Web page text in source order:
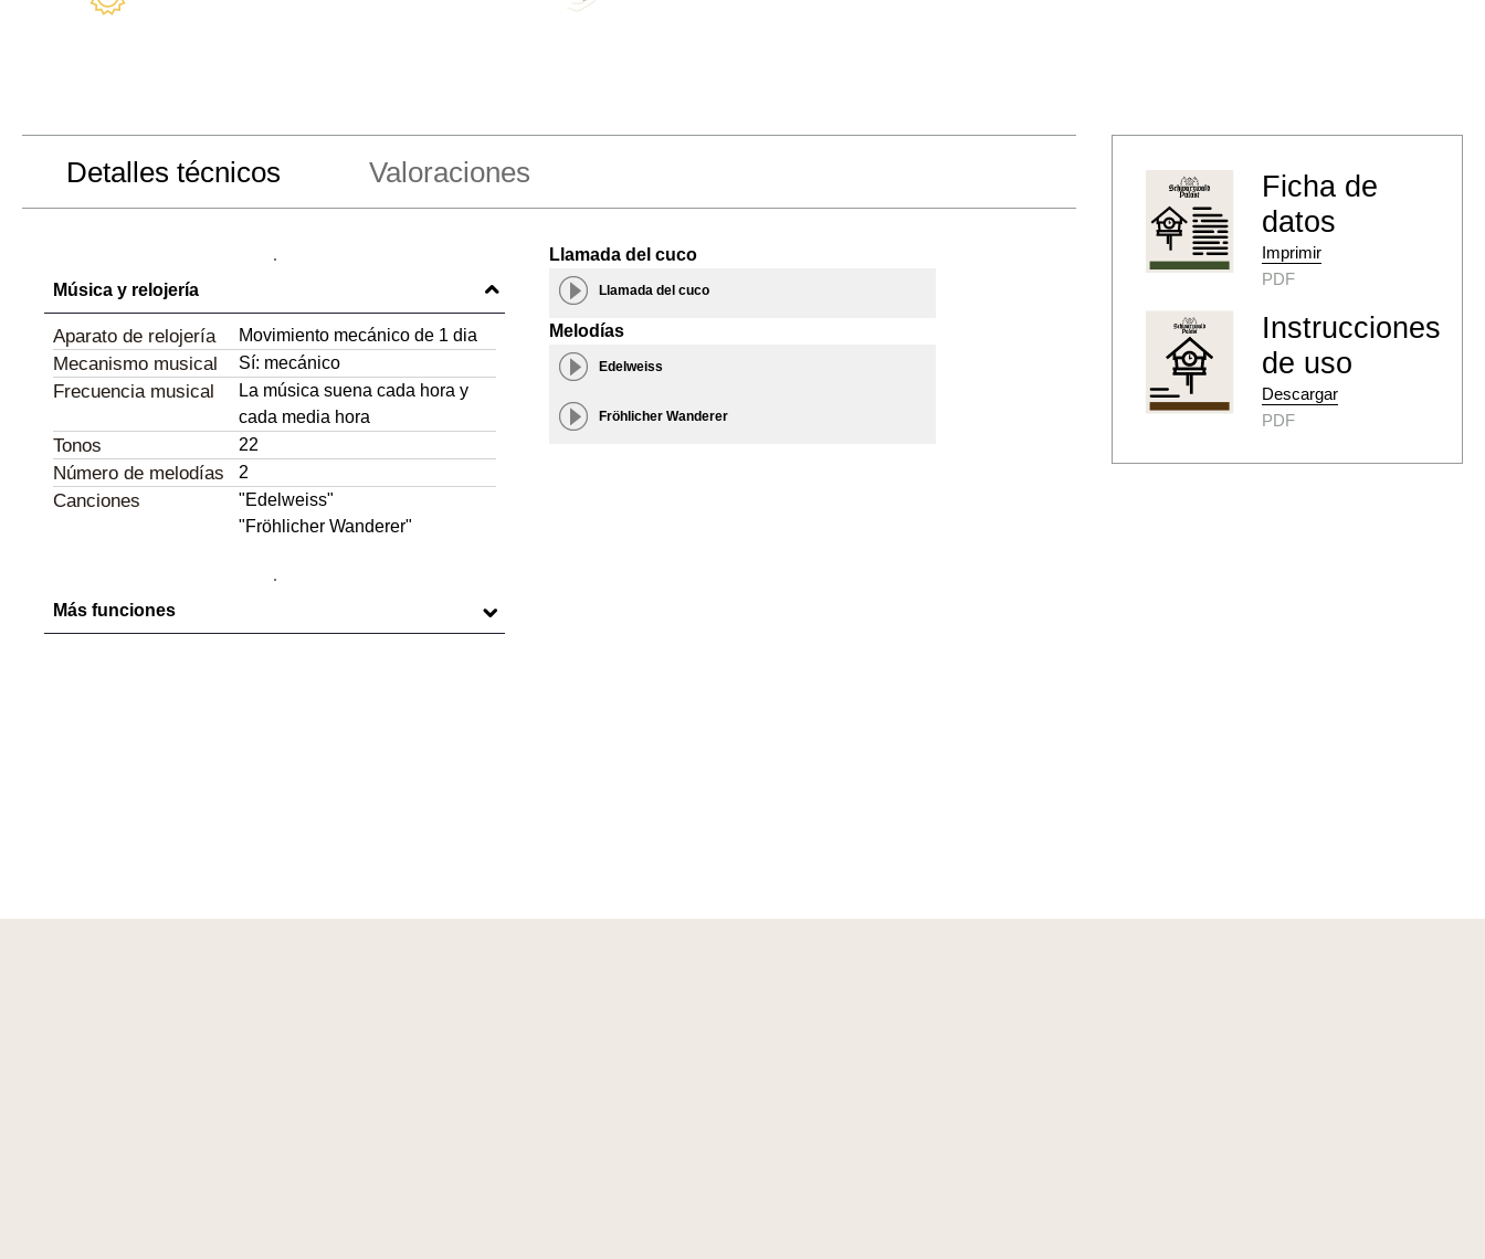
Detalles técnicos Valoraciones
Música y relojería
Aparato de relojería Movimiento mecánico de 1 dia
Mecanismo musical Sí: mecánico
Frecuencia musical
La música suena cada hora y
cada media hora
Tonos 22
Número de melodías 2
Canciones
"Edelweiss"
"Fröhlicher Wanderer"
Más funciones
Llamada del cuco
Llamada del cuco
Melodías
Edelweiss
Fröhlicher Wanderer
Ficha de
datos
Imprimir
PDF
Instrucciones
de uso
Descargar
PDF